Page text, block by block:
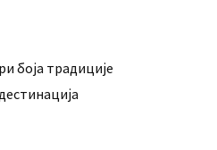
боја традиције